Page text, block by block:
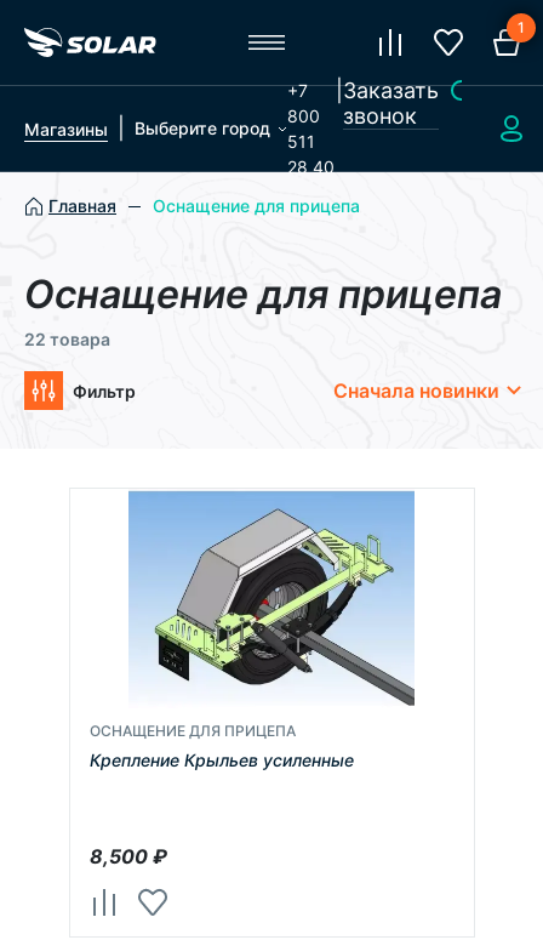
1
Магазины Выберите город
+7
800
511
28 40
|Заказать
звонок
Главная Оснащение для прицепа
Оснащение для прицепа
22 товара
Фильтр Сначала новинки
ОСНАЩЕНИЕ ДЛЯ ПРИЦЕПА
Крепление Крыльев усиленные
8,500₽